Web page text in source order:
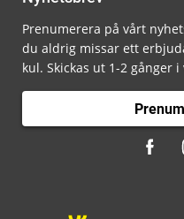
Prenumerera på vårt
du aldrig missar ett
kul. Skickas ut 1-2 gånger i